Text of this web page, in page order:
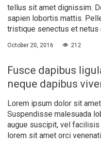
tellus sit amet dignissim.
sapien lobortis mattis.
tristique senectus et netus
October 20, 2016 212
Fusce dapibus
neque dapibus
Lorem ipsum dolor sit
Suspendisse malesuada
augue suscipit, vel
lorem sit amet orci